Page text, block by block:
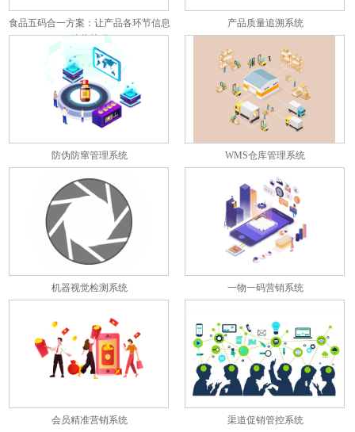
食品五码合一方案：让产品各环节信息
彼此关联
产品质量追溯系统
防伪防窜管理系统 WMS仓库管理系统
机器视觉检测系统 一物一码营销系统
会员精准营销系统 渠道促销管控系统